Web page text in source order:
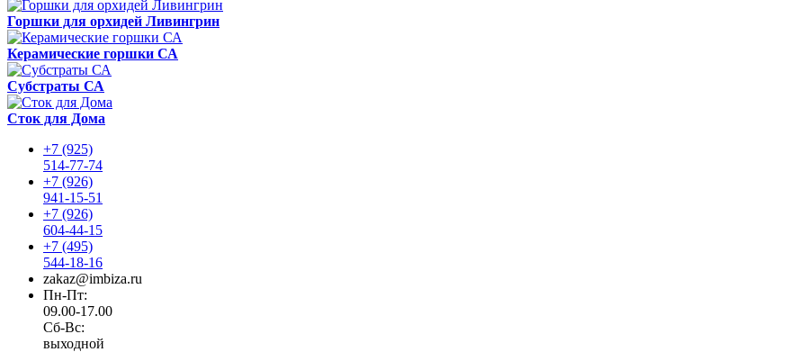
Горшки для орхидей Ливингрин
Керамические горшки СА
Субстраты СА
Сток для Дома
+7 (925)
514-77-74
+7 (926)
941-15-51
+7 (926)
604-44-15
+7 (495)
544-18-16
zakaz@imbiza.ru
Пн-Пт:
09.00-17.00
Сб-Вс:
выходной